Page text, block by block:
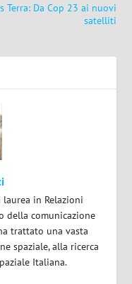
Terra: Da Cop 23 ai nuovi
satelliti
in Relazioni
della comunicazione
trattato una vasta
spaziale, alla ricerca
Italiana.